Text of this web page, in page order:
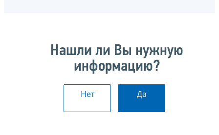
Нашли ли Вы нужную
информацию?
Нет Да